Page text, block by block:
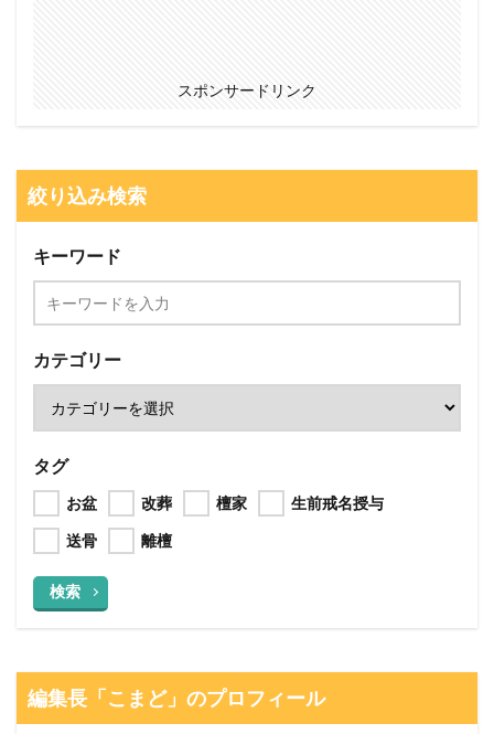
スポンサードリンク
絞り込み検索
キーワード
カテゴリー
タグ
お盆 改葬 檀家
生前戒名授与
送骨
離檀
検索
編集長「こまど」のプロフィール